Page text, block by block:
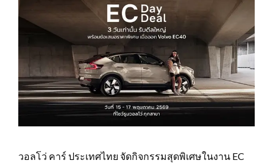
วอลโว่ คาร์ ประเทศไทย จัดกิจกรรมสุดพิเศษในงาน EC